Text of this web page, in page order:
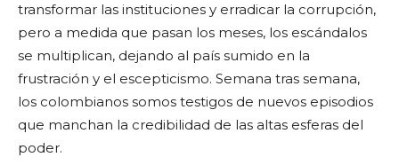
transformar las instituciones y erradicar la corrupción,
pero a medida que pasan los meses, los escándalos
se multiplican, dejando al país sumido en la
frustración y el escepticismo. Semana tras semana,
los colombianos somos testigos de nuevos episodios
que manchan la credibilidad de las altas esferas del
poder.